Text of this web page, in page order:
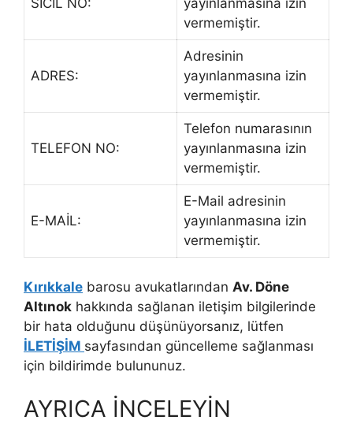
vermemiştir.
ADRES:
Adresinin
yayınlanmasına izin
vermemiştir.
TELEFON NO:
Telefon numarasının
yayınlanmasına izin
vermemiştir.
E-MAİL:
E-Mail adresinin
yayınlanmasına izin
vermemiştir.
Kırıkkale barosu avukatlarından Av. Döne
Altınok hakkında sağlanan iletişim bilgilerinde
bir hata olduğunu düşünüyorsanız, lütfen
İLETİŞİM sayfasından güncelleme sağlanması
için bildirimde bulununuz.
AYRICA İNCELEYİN